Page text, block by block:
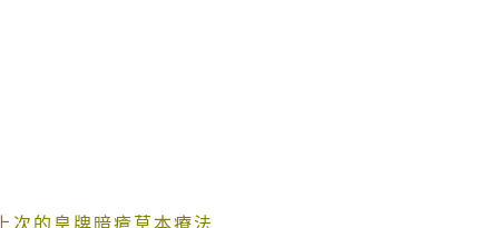
次的皇牌暗瘡草本療法